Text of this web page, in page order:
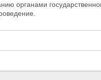
органами